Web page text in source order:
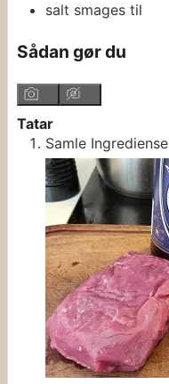
salt smages til
Sådan gør du
Tatar
Samle